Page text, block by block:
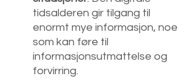
tidsalderen gir tilgang til
enormt mye informasjon, noe
som kan føre til
informasjonsutmattelse og
forvirring.